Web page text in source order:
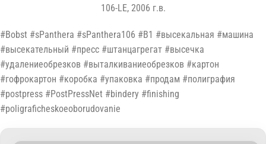
106-LE, 2006 г.в.
#Bobst #sPanthera #sPanthera106 #B1 #высекальная #машина
#высекательный #пресс #штанцагрегат #высечка
#удалениеобрезков #выталкиваниеобрезков #картон
#гофрокартон #коробка #упаковка #продам #полиграфия
#postpress #PostPressNet #bindery #finishing
#poligraficheskoeoborudovanie